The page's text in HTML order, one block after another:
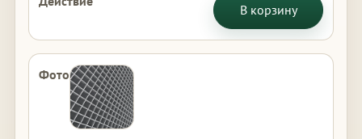
В корзину